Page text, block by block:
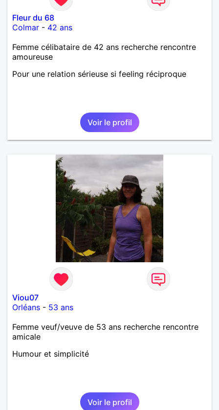
Fleur du 68
Colmar - 42 ans
Femme célibataire de 42 ans recherche rencontre
amoureuse
Pour une relation sérieuse si feeling réciproque
Voir le profil
Viou07
Orléans - 53 ans
Femme veuf/veuve de 53 ans recherche rencontre
amicale
Humour et simplicité
Voir le profil